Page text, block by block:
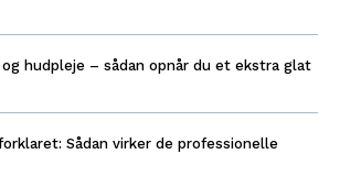
hudpleje – sådan opnår du et ekstra glat
Sådan virker de professionelle